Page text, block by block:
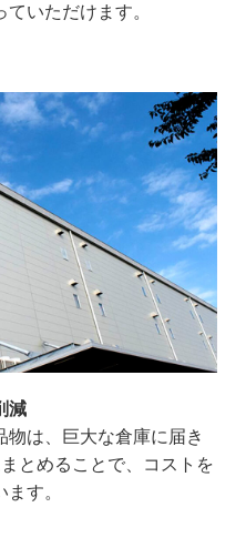
いただけます。
減
は、巨大な倉庫に届き
とめることで、コストを
す。